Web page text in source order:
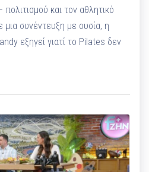
και τον αθλητικό
συνέντευξη με ουσία, η
εξηγεί γιατί το Pilates δεν